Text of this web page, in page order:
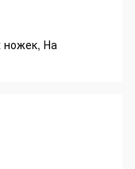
ножек, На